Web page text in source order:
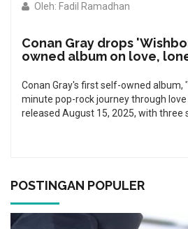
Oleh: Fadil Ramadhan
Conan Gray drops
owned album on love,
Conan Gray's first self-owned album,
minute pop-rock journey through
released August 15, 2025, with three
POSTINGAN POPULER